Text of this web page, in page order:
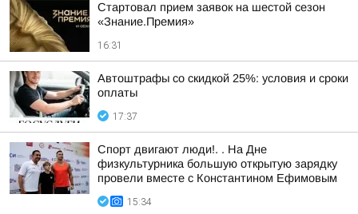
Стартовал прием заявок на шестой сезон
«Знание.Премия»
16:31
Автоштрафы со скидкой 25%: условия и сроки
оплаты
17:37
Спорт двигают люди!. . На Дне
физкультурника большую открытую зарядку
провели вместе с Константином Ефимовым
15:34